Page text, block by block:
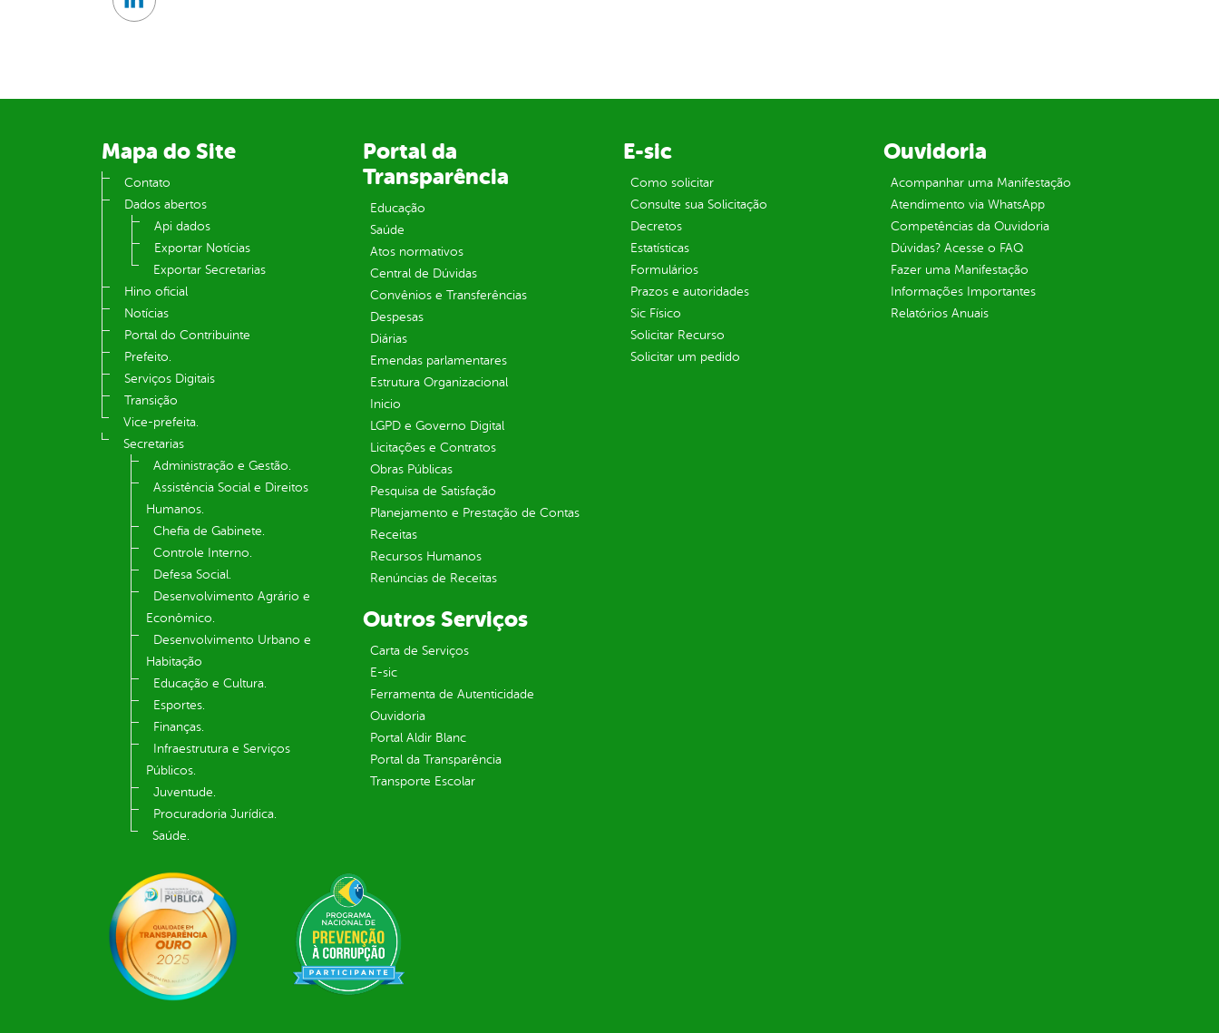
Linkedin
Mapa do Site
Contato
Dados abertos
Api dados
Exportar Notícias
Exportar Secretarias
Hino oficial
Notícias
Portal do Contribuinte
Prefeito.
Serviços Digitais
Transição
Vice-prefeita.
Secretarias
Administração e Gestão.
Assistência Social e Direitos
Humanos.
Chefia de Gabinete.
Controle Interno.
Defesa Social.
Desenvolvimento Agrário e
Econômico.
Desenvolvimento Urbano e
Habitação
Educação e Cultura.
Esportes.
Finanças.
Infraestrutura e Serviços
Públicos.
Juventude.
Procuradoria Jurídica.
Saúde.
Portal da
Transparência
Educação
Saúde
Atos normativos
Central de Dúvidas
Convênios e Transferências
Despesas
Diárias
Emendas parlamentares
Estrutura Organizacional
Inicio
LGPD e Governo Digital
Licitações e Contratos
Obras Públicas
Pesquisa de Satisfação
Planejamento e Prestação de Contas
Receitas
Recursos Humanos
Renúncias de Receitas
E-sic
Como solicitar
Consulte sua Solicitação
Decretos
Estatísticas
Formulários
Prazos e autoridades
Sic Físico
Solicitar Recurso
Solicitar um pedido
Ouvidoria
Acompanhar uma Manifestação
Atendimento via WhatsApp
Competências da Ouvidoria
Dúvidas? Acesse o FAQ
Fazer uma Manifestação
Informações Importantes
Relatórios Anuais
Outros Serviços
Carta de Serviços
E-sic
Ferramenta de Autenticidade
Ouvidoria
Portal Aldir Blanc
Portal da Transparência
Transporte Escolar